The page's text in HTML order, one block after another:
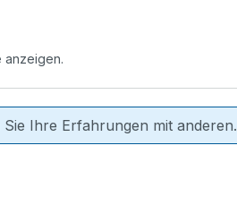
anzeigen.
Ihre Erfahrungen mit anderen.